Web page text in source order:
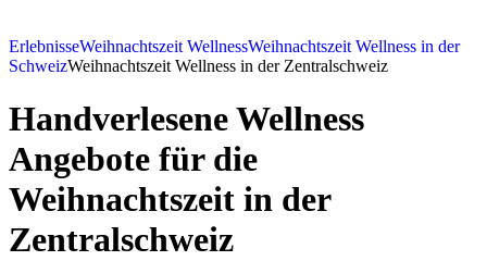
ErlebnisseWeihnachtszeit WellnessWeihnachtszeit Wellness in der
SchweizWeihnachtszeit Wellness in der Zentralschweiz
Handverlesene Wellness
Angebote für die
Weihnachtszeit in der
Zentralschweiz